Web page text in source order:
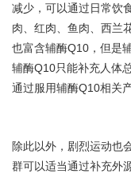
减少，可以通过日常饮
肉、红肉、鱼肉、西兰
也富含辅酶Q10，但是
辅酶Q10只能补充人体
通过服用辅酶Q10相关
除此以外，剧烈运动也
群可以适当通过补充外